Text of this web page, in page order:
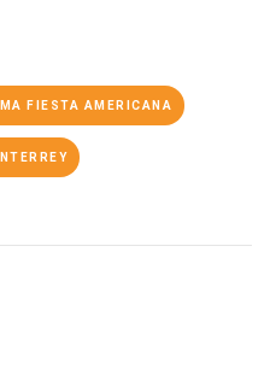
FIESTA AMERICANA